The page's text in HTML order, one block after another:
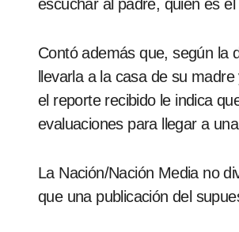
escuchar al padre, quien es el
Contó además que, según la
llevarla a la casa de su
el reporte recibido le indica
evaluaciones para llegar a
La Nación/Nación Media no
que una publicación del